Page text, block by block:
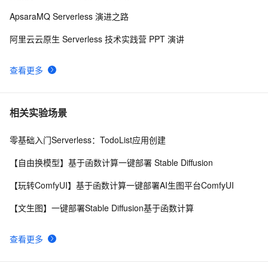
查看更多
ApsaraMQ Serverless 演进之路
阿里云云原生 Serverless 技术实践营 PPT 演讲
相关实验场景
查看更多
零基础入门Serverless：TodoList应用创建
【自由换模型】基于函数计算一键部署 Stable Diffusion
【玩转ComfyUI】基于函数计算一键部署AI生图平台ComfyUI
【文生图】一键部署Stable Diffusion基于函数计算